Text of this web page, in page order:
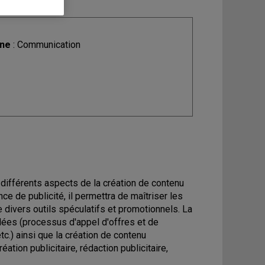
: Communication
aspects de la création de contenu
de publicité, il permettra de maîtriser les
divers outils spéculatifs et promotionnels. La
(processus d'appel d'offres et de
ainsi que la création de contenu
publicitaire, rédaction publicitaire,